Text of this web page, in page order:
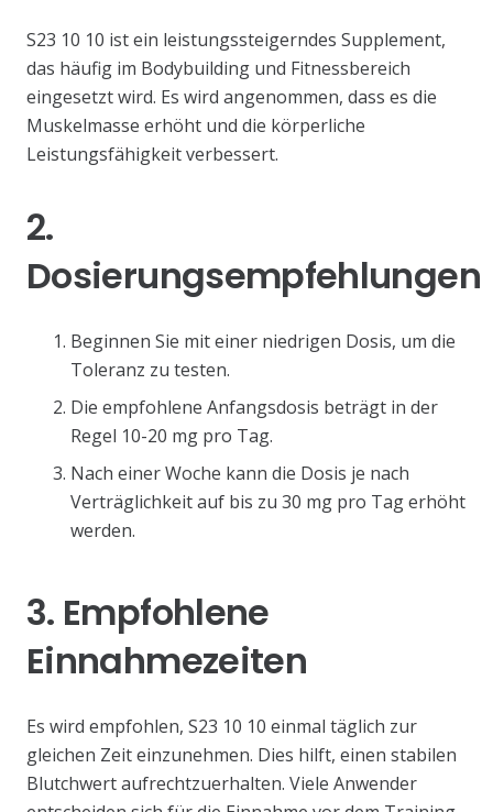
S23 10 10 ist ein leistungssteigerndes Supplement,
das häufig im Bodybuilding und Fitnessbereich
eingesetzt wird. Es wird angenommen, dass es die
Muskelmasse erhöht und die körperliche
Leistungsfähigkeit verbessert.
2.
Dosierungsempfehlungen
Beginnen Sie mit einer niedrigen Dosis, um die
Toleranz zu testen.
Die empfohlene Anfangsdosis beträgt in der
Regel 10-20 mg pro Tag.
Nach einer Woche kann die Dosis je nach
Verträglichkeit auf bis zu 30 mg pro Tag erhöht
werden.
3. Empfohlene
Einnahmezeiten
Es wird empfohlen, S23 10 10 einmal täglich zur
gleichen Zeit einzunehmen. Dies hilft, einen stabilen
Blutchwert aufrechtzuerhalten. Viele Anwender